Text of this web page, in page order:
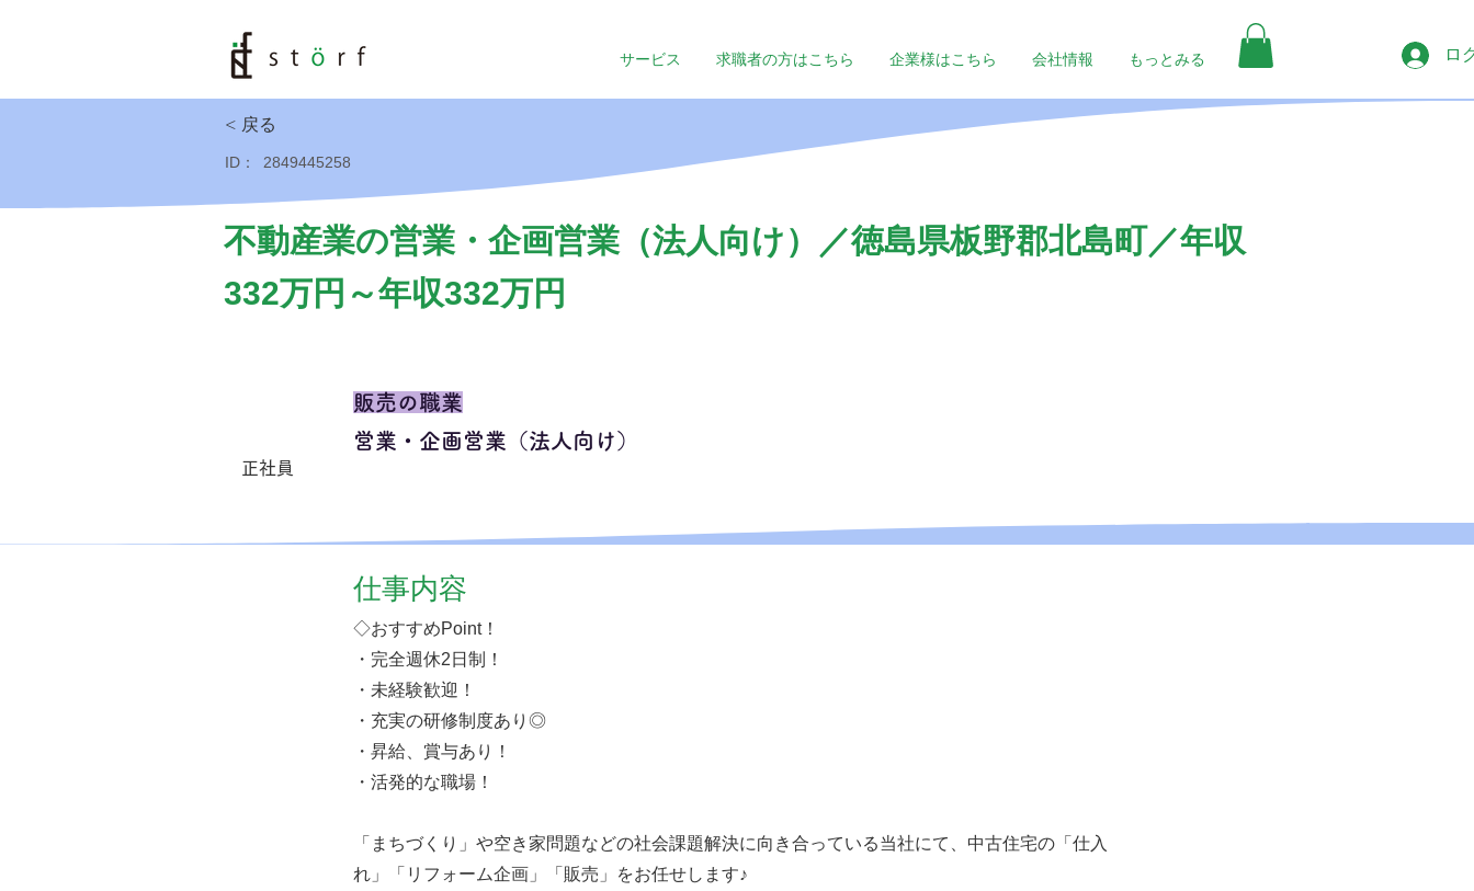
サービス 求職者の方はこちら 企業様はこちら 会社情報 もっとみる ロ
< 戻る
ID： 2849445258
不動産業の営業・企画営業（法人向け）／徳島県板野郡北島町／年収
332万円～年収332万円
正社員
販売の職業
営業・企画営業（法人向け）
仕事内容
◇おすすめPoint！
・完全週休2日制！
・未経験歓迎！
・充実の研修制度あり◎
・昇給、賞与あり！
・活発的な職場！
「まちづくり」や空き家問題などの社会課題解決に向き合っている当社にて、中古住宅の「仕入
れ」「リフォーム企画」「販売」をお任せします♪